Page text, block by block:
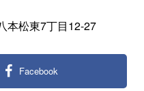
本松東7丁目12-27
Facebook